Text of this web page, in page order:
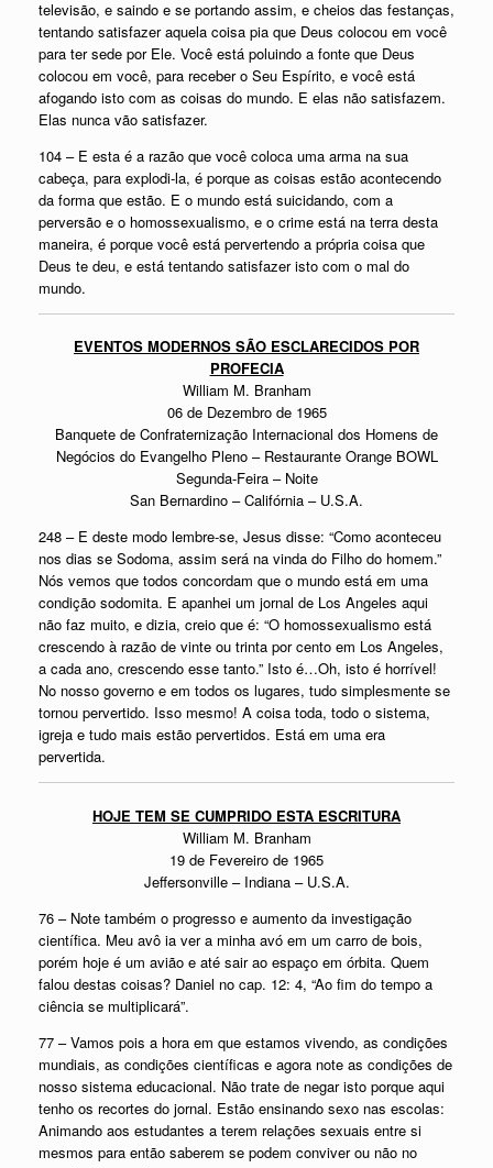
televisão, e saindo e se portando assim, e cheios das festanças,
tentando satisfazer aquela coisa pia que Deus colocou em você
para ter sede por Ele. Você está poluindo a fonte que Deus
colocou em você, para receber o Seu Espírito, e você está
afogando isto com as coisas do mundo. E elas não satisfazem.
Elas nunca vão satisfazer.
104 – E esta é a razão que você coloca uma arma na sua
cabeça, para explodi-la, é porque as coisas estão acontecendo
da forma que estão. E o mundo está suicidando, com a
perversão e o homossexualismo, e o crime está na terra desta
maneira, é porque você está pervertendo a própria coisa que
Deus te deu, e está tentando satisfazer isto com o mal do
mundo.
EVENTOS MODERNOS SÃO ESCLARECIDOS POR
PROFECIA
William M. Branham
06 de Dezembro de 1965
Banquete de Confraternização Internacional dos Homens de
Negócios do Evangelho Pleno – Restaurante Orange BOWL
Segunda-Feira – Noite
San Bernardino – Califórnia – U.S.A.
248 – E deste modo lembre-se, Jesus disse: “Como aconteceu
nos dias se Sodoma, assim será na vinda do Filho do homem.”
Nós vemos que todos concordam que o mundo está em uma
condição sodomita. E apanhei um jornal de Los Angeles aqui
não faz muito, e dizia, creio que é: “O homossexualismo está
crescendo à razão de vinte ou trinta por cento em Los Angeles,
a cada ano, crescendo esse tanto.” Isto é…Oh, isto é horrível!
No nosso governo e em todos os lugares, tudo simplesmente se
tornou pervertido. Isso mesmo! A coisa toda, todo o sistema,
igreja e tudo mais estão pervertidos. Está em uma era
pervertida.
HOJE TEM SE CUMPRIDO ESTA ESCRITURA
William M. Branham
19 de Fevereiro de 1965
Jeffersonville – Indiana – U.S.A.
76 – Note também o progresso e aumento da investigação
científica. Meu avô ia ver a minha avó em um carro de bois,
porém hoje é um avião e até sair ao espaço em órbita. Quem
falou destas coisas? Daniel no cap. 12: 4, “Ao fim do tempo a
ciência se multiplicará”.
77 – Vamos pois a hora em que estamos vivendo, as condições
mundiais, as condições científicas e agora note as condições de
nosso sistema educacional. Não trate de negar isto porque aqui
tenho os recortes do jornal. Estão ensinando sexo nas escolas:
Animando aos estudantes a terem relações sexuais entre si
mesmos para então saberem se podem conviver ou não no